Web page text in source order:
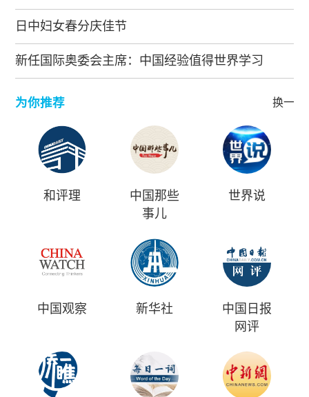
日中妇女春分庆佳节
新任国际奥委会主席：中国经验值得世界学习
为你推荐 换一批
和评理
中国那些
事儿
世界说
中国观察 新华社
中国日报
网评